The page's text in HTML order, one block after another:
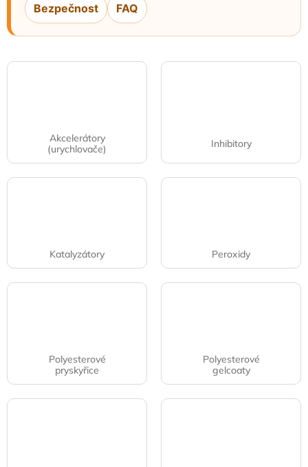
Bezpečnost FAQ
Akcelerátory
(urychlovače)
Inhibitory
Katalyzátory Peroxidy
Polyesterové
pryskyřice
Polyesterové
gelcoaty